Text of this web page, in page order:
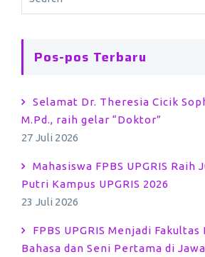
Pos-pos Terbaru
Selamat Dr. Theresia Cicik
M.Pd., raih gelar “Doktor”
27 Juli 2026
Mahasiswa FPBS UPGRIS Raih
Putri Kampus UPGRIS 2026
23 Juli 2026
FPBS UPGRIS Menjadi
Bahasa dan Seni Pertama di